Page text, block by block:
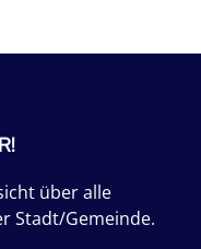
über alle
Stadt/Gemeinde.